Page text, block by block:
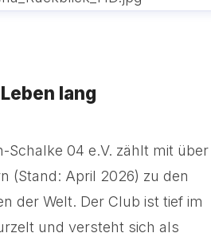
lang
Schalke 04 e.V. zählt mit über
(Stand: April 2026) zu den
der Welt. Der Club ist tief im
und versteht sich als